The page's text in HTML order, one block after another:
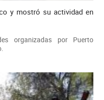
y mostró su actividad en
organizadas por Puerto